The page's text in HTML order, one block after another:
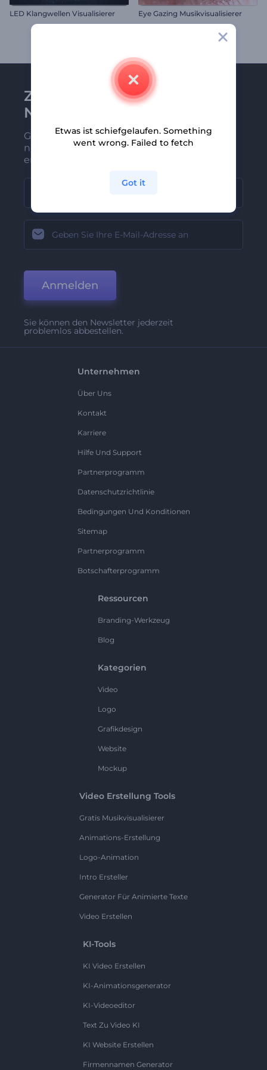
LED Klangwellen Visualisierer Eye Gazing Musikvisualisierer
Zu Renderforest-
Newsletter anmelden
Gehören Sie zu den Ersten, die unsere
neuesten Nachrichten und Angebote
erhalten
Anmelden
Sie können den Newsletter jederzeit
problemlos abbestellen.
Unternehmen
Über Uns
Kontakt
Karriere
Hilfe Und Support
Partnerprogramm
Datenschutzrichtlinie
Bedingungen Und Konditionen
Sitemap
Partnerprogramm
Botschafterprogramm
Ressourcen
Branding-Werkzeug
Blog
Kategorien
Video
Logo
Grafikdesign
Website
Mockup
Video Erstellung Tools
Gratis Musikvisualisierer
Animations-Erstellung
Logo-Animation
Intro Ersteller
Generator Für Animierte Texte
Video Erstellen
KI-Tools
KI Video Erstellen
KI-Animationsgenerator
KI-Videoeditor
Text Zu Video KI
KI Website Erstellen
Firmennamen Generator
Etwas ist schiefgelaufen. Something
went wrong. Failed to fetch
Got it